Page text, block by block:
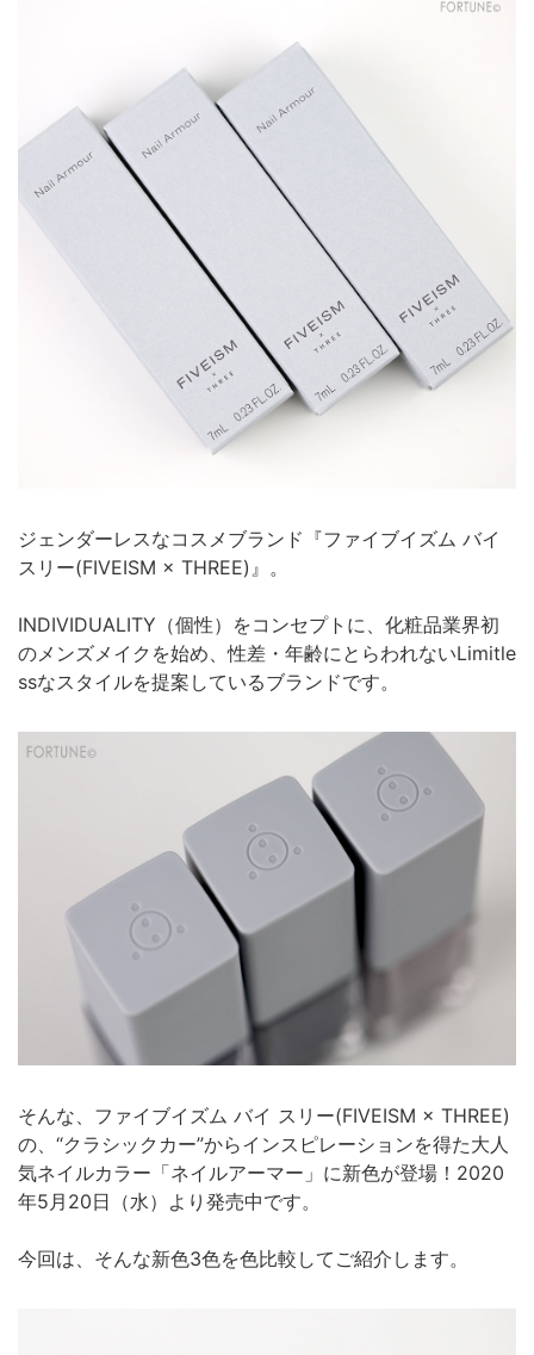
ジェンダーレスなコスメブランド『ファイブイズム バイ
スリー(FIVEISM × THREE)』。
INDIVIDUALITY（個性）をコンセプトに、化粧品業界初
のメンズメイクを始め、性差・年齢にとらわれないLimitle
ssなスタイルを提案しているブランドです。
そんな、ファイブイズム バイ スリー(FIVEISM × THREE)
の、“クラシックカー”からインスピレーションを得た大人
気ネイルカラー「ネイルアーマー」に新色が登場！2020
年5月20日（水）より発売中です。
今回は、そんな新色3色を色比較してご紹介します。